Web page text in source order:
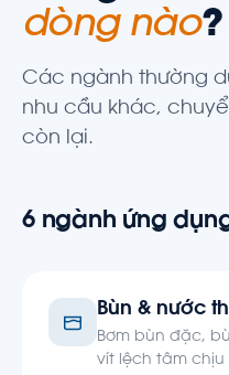
dòng nào?
Các ngành thường
nhu cầu khác,
còn lại.
6 ngành ứng
Bùn & nước
Bơm bùn đặc,
vít lệch tâm chịu